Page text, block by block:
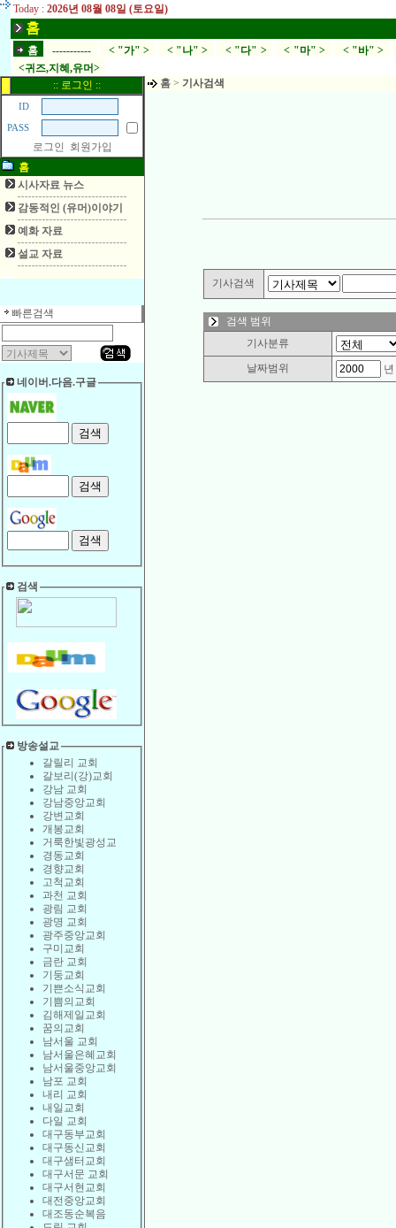
Today : 2026년 08월 08일 (토요일)
홈
홈 ----------- < "가" > < "나" > < "다" > < "마" > < "바" >
<귀즈,지혜,유머>
:: 로그인 ::
ID
PASS
로그인
회원가입
홈
시사자료 뉴스
감동적인 (유머)이야기
예화 자료
설교 자료
빠른검색
네이버.다음.구글
검색
방송설교
갈릴리 교회
갈보리(강)교회
강남 교회
강남중앙교회
강변교회
개봉교회
거룩한빛광성교
경동교회
경향교회
고척교회
과천 교회
광림 교회
광명 교회
광주중앙교회
구미교회
금란 교회
기둥교회
기쁜소식교회
기쁨의교회
김해제일교회
꿈의교회
남서울 교회
남서울은혜교회
남서울중앙교회
남포 교회
내리 교회
내일교회
다일 교회
대구동부교회
대구동신교회
대구샘터교회
대구서문 교회
대구서현교회
대전중앙교회
대조동순복음
홈 > 기사검색
기사검색
검색 범위
기사분류
날짜범위